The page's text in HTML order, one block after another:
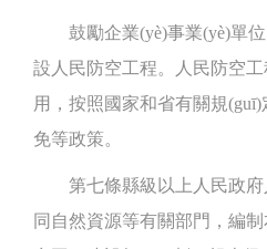
鼓勵企業(yè)事業(yè)單位
設人民防空工程。人民防空
用，按照國家和省有關規
免等政策。
第七條縣級以上人民政府
同自然資源等有關部門，編